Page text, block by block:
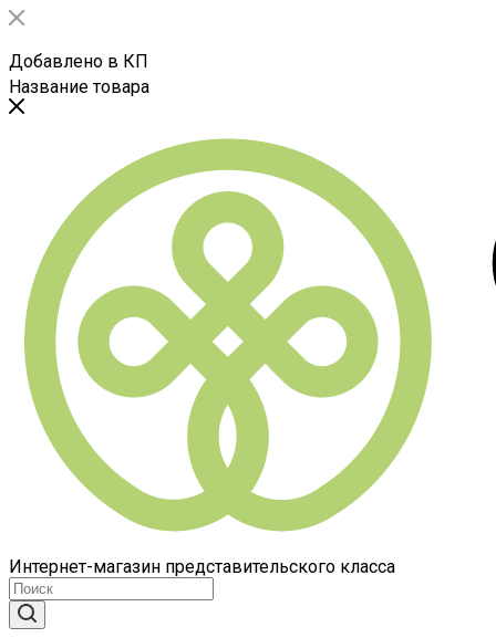
Добавлено в КП
Название товара
Интернет-магазин представительского класса